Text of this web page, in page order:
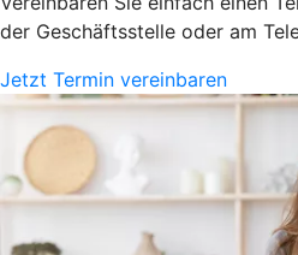
der Geschäftsstelle oder am
Jetzt Termin vereinbaren